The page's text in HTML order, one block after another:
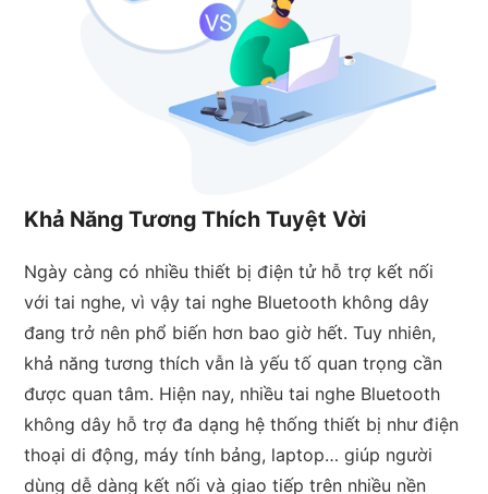
Khả Năng Tương Thích Tuyệt Vời
Ngày càng có nhiều thiết bị điện tử hỗ trợ kết nối
với tai nghe, vì vậy tai nghe Bluetooth không dây
đang trở nên phổ biến hơn bao giờ hết. Tuy nhiên,
khả năng tương thích vẫn là yếu tố quan trọng cần
được quan tâm. Hiện nay, nhiều tai nghe Bluetooth
không dây hỗ trợ đa dạng hệ thống thiết bị như điện
thoại di động, máy tính bảng, laptop… giúp người
dùng dễ dàng kết nối và giao tiếp trên nhiều nền